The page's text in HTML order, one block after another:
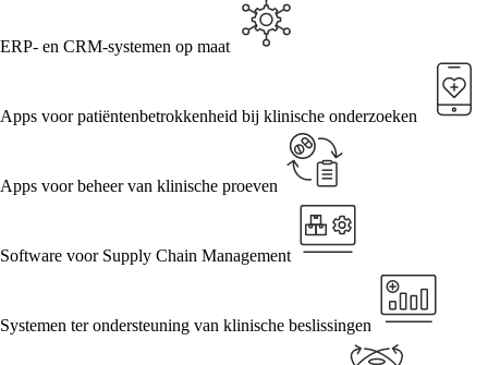
ERP- en CRM-systemen op maat
Apps voor patiëntenbetrokkenheid bij klinische onderzoeken
Apps voor beheer van klinische proeven
Software voor Supply Chain Management
Systemen ter ondersteuning van klinische beslissingen